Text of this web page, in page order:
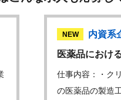
NEW
内資系
医薬品におけ
仕事内容：・ク
の医薬品の製造